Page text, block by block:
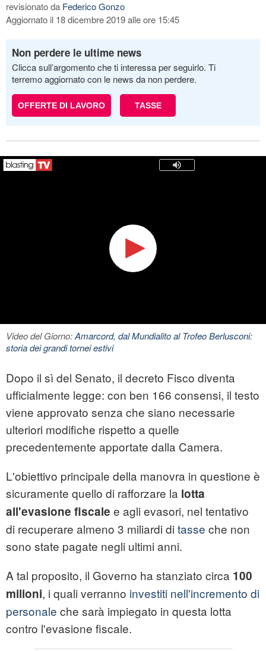
revisionato da Federico Gonzo
Aggiornato il 18 dicembre 2019 alle ore 15:45
Non perdere le ultime news
Clicca sull’argomento che ti interessa per seguirlo. Ti
terremo aggiornato con le news da non perdere.
OFFERTE DI LAVORO TASSE
Video del Giorno:Amarcord, dal Mundialito al Trofeo Berlusconi:
storia dei grandi tornei estivi
Dopo il sì del Senato, il decreto Fisco diventa
ufficialmente legge: con ben 166 consensi, il testo
viene approvato senza che siano necessarie
ulteriori modifiche rispetto a quelle
precedentemente apportate dalla Camera.
L'obiettivo principale della manovra in questione è
sicuramente quello di rafforzare la lotta
all'evasione fiscale e agli evasori, nel tentativo
di recuperare almeno 3 miliardi di tasse che non
sono state pagate negli ultimi anni.
A tal proposito, il Governo ha stanziato circa 100
milioni, i quali verranno investiti nell'incremento di
personale che sarà impiegato in questa lotta
contro l'evasione fiscale.